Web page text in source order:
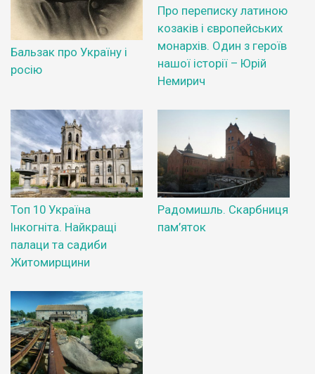
Бальзак про Україну і
росію
Про переписку латиною
козаків і європейських
монархів. Один з героїв
нашої історії – Юрій
Немирич
Топ 10 Україна
Інкогніта. Найкращі
палаци та садиби
Житомирщини
Радомишль. Скарбниця
пам’яток